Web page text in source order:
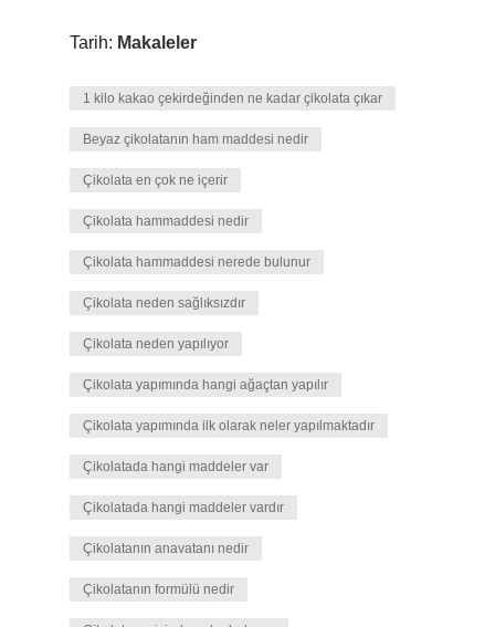
Tarih: Makaleler
1 kilo kakao çekirdeğinden ne kadar çikolata çıkar
Beyaz çikolatanın ham maddesi nedir
Çikolata en çok ne içerir
Çikolata hammaddesi nedir
Çikolata hammaddesi nerede bulunur
Çikolata neden sağlıksızdır
Çikolata neden yapılıyor
Çikolata yapımında hangi ağaçtan yapılır
Çikolata yapımında ilk olarak neler yapılmaktadır
Çikolatada hangi maddeler var
Çikolatada hangi maddeler vardır
Çikolatanın anavatanı nedir
Çikolatanın formülü nedir